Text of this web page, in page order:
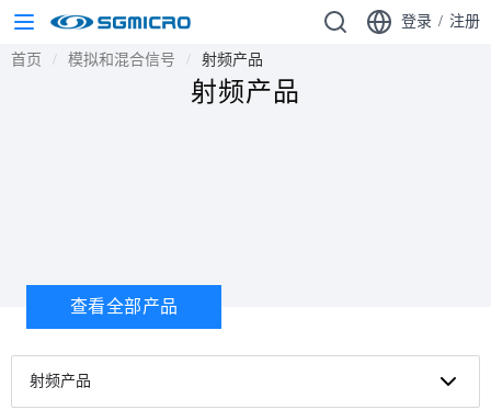
登录 / 注册
首页 模拟和混合信号 射频产品
射频产品
查看全部产品
射频产品